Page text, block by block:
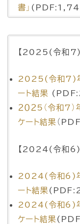
書」
【2025(令和7)
2025(令和7)年
ート結果
２０２5（令和7
ケート結果 （
【2024(令和6)
2024(令和6)年
ート結果
2024(令和6)年
ケート結果